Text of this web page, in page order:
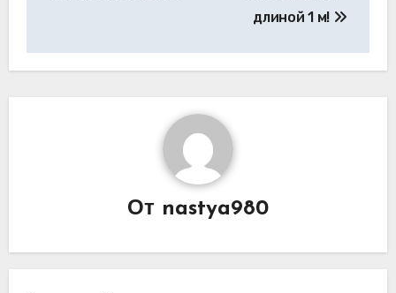
длиной 1 м!
От nastya980